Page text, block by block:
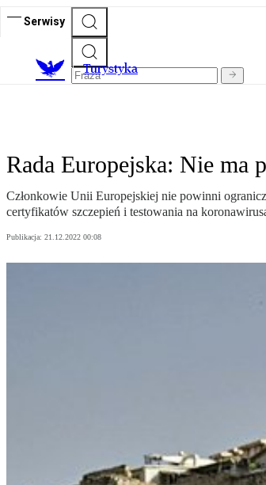
Serwisy
Turystyka
Rada Europejska: Nie ma
Członkowie Unii Europejskiej nie powinni
certyfikatów szczepień i testowania na
Publikacja: 21.12.2022 00:08